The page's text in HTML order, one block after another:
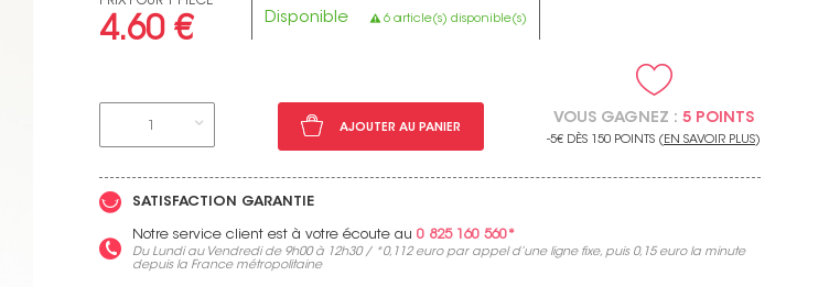
Voir toutes nos marques
4.60 € Disponible 6 article(s) disponible(s)
1 AJOUTER AU PANIER
VOUS GAGNEZ : 5 POINTS
-5€ DÈS 150 POINTS ( EN SAVOIR PLUS)
SATISFACTION GARANTIE
Notre service client est à votre écoute au 0 825 160 560*
Du Lundi au Vendredi de 9h00 à 12h30 / *0,112 europar appel d’une ligne fixe, puis 0,15 eurola minute
depuis la France métropolitaine